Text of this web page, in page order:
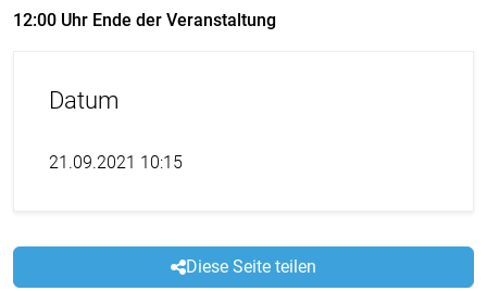
12:00 Uhr Ende der Veranstaltung
Datum
21.09.2021 10:15
Diese Seite teilen